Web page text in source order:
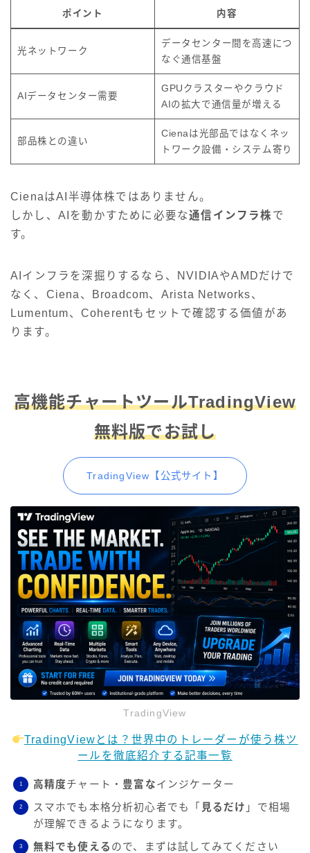
ポイント 内容
光ネットワーク
データセンター間を高速につ
なぐ通信基盤
AIデータセンター需要
GPUクラスターやクラウド
AIの拡大で通信量が増える
部品株との違い
Cienaは光部品ではなくネッ
トワーク設備・システム寄り
CienaはAI半導体株ではありません。
しかし、AIを動かすために必要な通信インフラ株 で
す。
AIインフラを深掘りするなら、NVIDIAやAMDだけで
なく、Ciena、Broadcom、Arista Networks、
Lumentum、Coherentもセットで確認する価値があ
ります。
高機能チャートツールTradingView
無料版でお試し
TradingView【公式サイト】
TradingView
TradingViewとは？世界中のトレーダーが使う株ツ
ールを徹底紹介する記事一覧
高精度チャート・ 豊富なインジケーター
スマホでも本格分析初心者でも「 見るだけ 」で相場
が理解できるようになります。
無料でも使える ので、まずは試してみてください